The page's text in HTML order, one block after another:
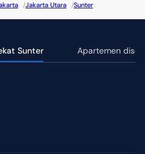
/Jakarta Utara /Sunter
Sunter Apartemen